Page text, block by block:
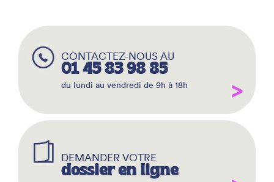
CONTACTEZ-NOUS AU
01 45 83 98 85
du lundi au vendredi de 9h à 18h
DEMANDER VOTRE
dossier en ligne